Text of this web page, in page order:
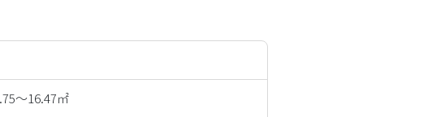
〜16.47㎡